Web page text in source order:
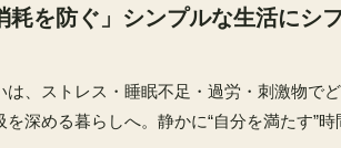
耗を防ぐ」シンプルな生活にシ
は、ストレス・睡眠不足・過労・刺激物で
を深める暮らしへ。静かに“自分を満たす”